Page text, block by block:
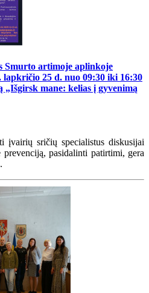
Smurto artimoje aplinkoje
lapkričio 25 d. nuo 09:30 iki 16:30
mane: kelias į gyvenimą
įvairių sričių specialistus diskusijai
pasidalinti patirtimi, gera